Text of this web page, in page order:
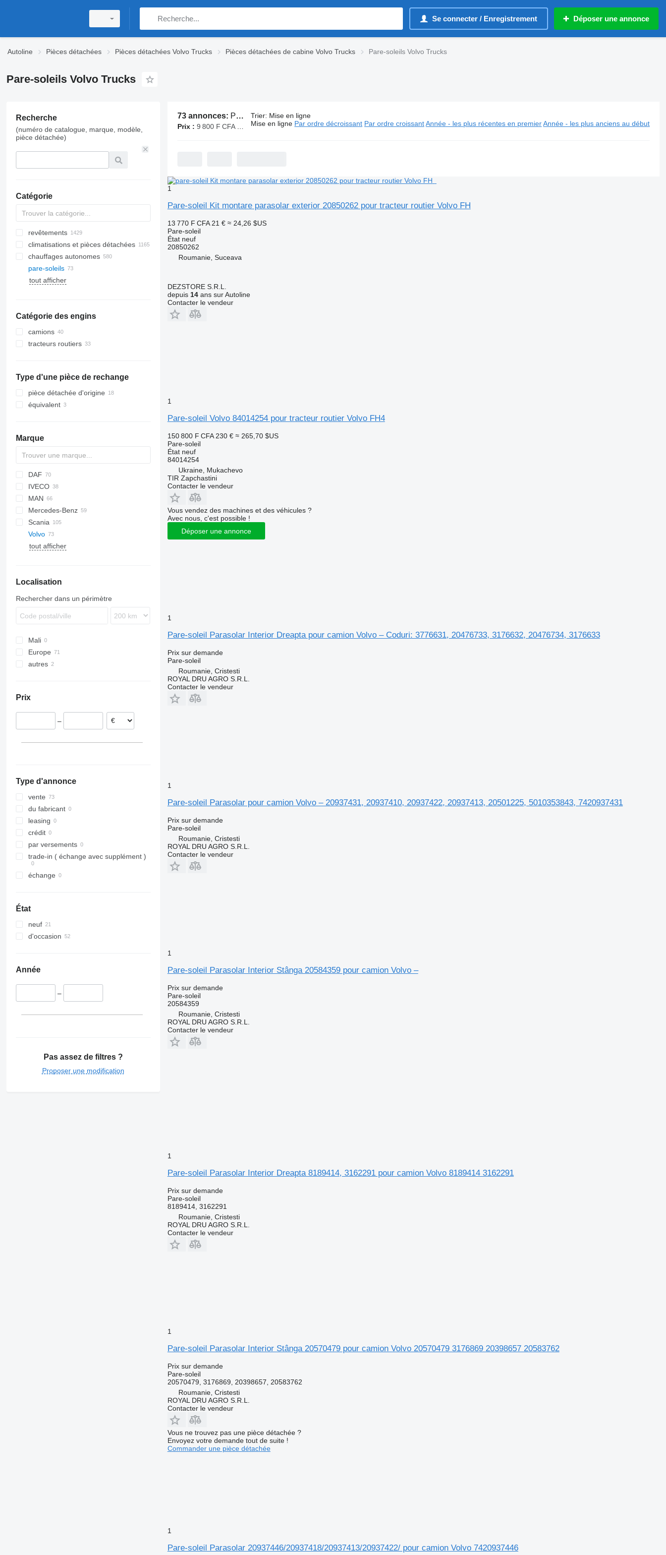
Se connecter / Enregistrement Déposer une annonce
Autoline Pièces détachées Pièces détachées Volvo Trucks Pièces détachées de cabine Volvo Trucks Pare-soleils Volvo Trucks
Pare-soleils Volvo Trucks
Recherche
(numéro de catalogue, marque, modèle,
pièce détachée)
Catégorie
revêtements
climatisations et pièces détachées
flexibles de climatisation
radiateurs de climatisation
compresseurs de climatisation
autres pièces de climatisation
chauffages autonomes
vitres latérales
toits panoramiques
pare-soleils
tout afficher
Catégorie des engins
camions
tracteurs routiers
Type d'une pièce de rechange
pièce détachée d'origine
équivalent
Marque
DAF
CF
LF
XF
XG
F-MAX
IVECO
Crossway
EuroCargo
Eurotech
S-Way
Stralis
MAN
F90
L2000
LE
TGA
TGS
Mercedes-Benz
A-Class
Actros
Antos
Axor
Sprinter
Kerax
Magnum
Mascott
Premium
Scania
L-series
P-series
Tacoma
Transporter
Volvo
FE
FH13
FL6
FL611
FM
FM9
FM12
G-series
VNL
tout afficher
Localisation
Rechercher dans un périmètre
Mali
Europe
Roumanie
Portugal
Espagne
autres
Prix
–
Type d'annonce
vente
du fabricant
leasing
crédit
par versements
trade-in ( échange avec supplément )
échange
État
neuf
d'occasion
Année
–
Pas assez de filtres ?
Proposer une modification
73 annonces: Pare-soleils Volvo Trucks
Prix : 9 800 F CFA - 280 000 F CFA
Trier: Mise en ligne
Mise en ligne Par ordre décroissant Par ordre croissant Année - les plus récentes en premier Année - les plus anciens au début
1
Pare-soleil Kit montare parasolar exterior 20850262 pour tracteur routier Volvo FH
13 770 F CFA 21 € ≈ 24,26 $US
Pare-soleil
Étatneuf
20850262
Roumanie, Suceava
DEZSTORE S.R.L.
depuis 14ans sur Autoline
Contacter le vendeur
1
Pare-soleil Volvo 84014254 pour tracteur routier Volvo FH4
150 800 F CFA 230 € ≈ 265,70 $US
Pare-soleil
Étatneuf
84014254
Ukraine, Mukachevo
TIR Zapchastini
Contacter le vendeur
Vous vendez des machines et des véhicules ?
Avec nous, c'est possible !
Déposer une annonce
1
Pare-soleil Parasolar Interior Dreapta pour camion Volvo – Coduri: 3776631, 20476733, 3176632, 20476734, 3176633
Prix sur demande
Pare-soleil
Roumanie, Cristesti
ROYAL DRU AGRO S.R.L.
Contacter le vendeur
1
Pare-soleil Parasolar pour camion Volvo – 20937431, 20937410, 20937422, 20937413, 20501225, 5010353843, 7420937431
Prix sur demande
Pare-soleil
Roumanie, Cristesti
ROYAL DRU AGRO S.R.L.
Contacter le vendeur
1
Pare-soleil Parasolar Interior Stânga 20584359 pour camion Volvo –
Prix sur demande
Pare-soleil
20584359
Roumanie, Cristesti
ROYAL DRU AGRO S.R.L.
Contacter le vendeur
1
Pare-soleil Parasolar Interior Dreapta 8189414, 3162291 pour camion Volvo 8189414 3162291
Prix sur demande
Pare-soleil
8189414, 3162291
Roumanie, Cristesti
ROYAL DRU AGRO S.R.L.
Contacter le vendeur
1
Pare-soleil Parasolar Interior Stânga 20570479 pour camion Volvo 20570479 3176869 20398657 20583762
Prix sur demande
Pare-soleil
20570479, 3176869, 20398657, 20583762
Roumanie, Cristesti
ROYAL DRU AGRO S.R.L.
Contacter le vendeur
Vous ne trouvez pas une pièce détachée ?
Envoyez votre demande tout de suite !
Commander une pièce détachée
1
Pare-soleil Parasolar 20937446/20937418/20937413/20937422/ pour camion Volvo 7420937446